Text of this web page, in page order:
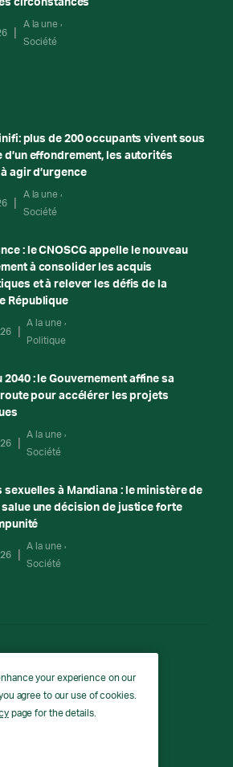
A la une
Société
plus de 200 occupants vivent sous
d’un effondrement, les autorités
agir d’urgence
A la une
Société
: le CNOSCG appelle le nouveau
à consolider les acquis
et à relever les défis de la
République
A la une
Politique
2040 : le Gouvernement affine sa
pour accélérer les projets
A la une
Société
sexuelles à Mandiana : le ministère de
salue une décision de justice forte
A la une
Société
rights reserved.
your experience on our
agree to our use of cookies.
page for the details.